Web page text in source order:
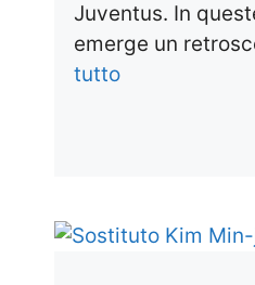
Juventus. In
emerge un
tutto